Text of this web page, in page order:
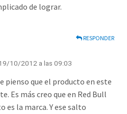
de lograr.
RESPONDER
10/2012 a las 09:03
pienso que el producto en este
Es más creo que en Red Bull
es la marca. Y ese salto